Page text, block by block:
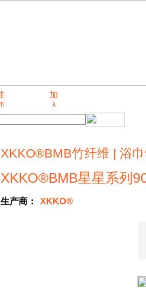
XKKO®BMB竹纤维 | 浴
XKKO®BMB星星系列
生产商： XKKO®